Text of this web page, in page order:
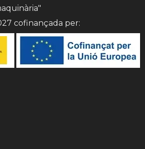
cofinançada per: